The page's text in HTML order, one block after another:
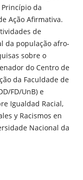
da
Ação Afirmativa.
de
da população afro-
sobre o
do Centro de
da Faculdade de
FD/UnB) e
Igualdad Racial,
y Racismos en
Nacional da